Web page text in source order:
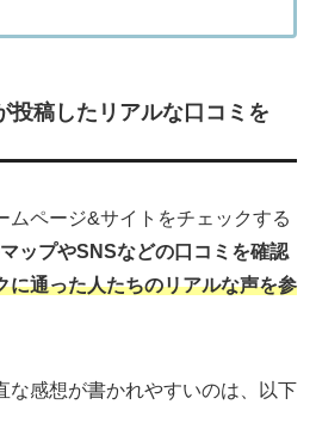
稿したリアルな口コミを
ムページ&サイトをチェックする
ップやSNSなどの口コミを確認
に通った人たちのリアルな声を参
な感想が書かれやすいのは、以下